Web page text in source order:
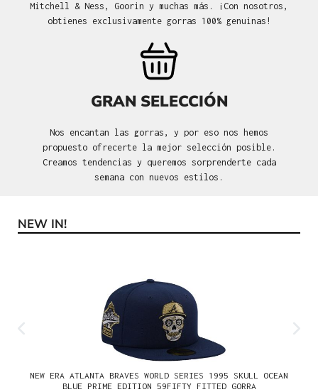
Mitchell & Ness, Goorin y muchas más. ¡Con nosotros,
obtienes exclusivamente gorras 100% genuinas!
GRAN SELECCIÓN
Nos encantan las gorras, y por eso nos hemos
propuesto ofrecerte la mejor selección posible.
Creamos tendencias y queremos sorprenderte cada
semana con nuevos estilos.
Omitir la galería de productos
NEW IN!
NEW ERA ATLANTA BRAVES WORLD SERIES 1995 SKULL OCEAN
BLUE PRIME EDITION 59FIFTY FITTED GORRA